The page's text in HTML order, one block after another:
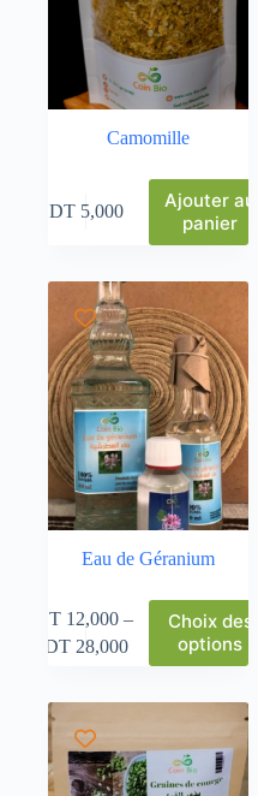
Camomille
DT5,000
Ajouter au
panier
Eau de Géranium
DT12,000–
DT28,000
Choix des
options